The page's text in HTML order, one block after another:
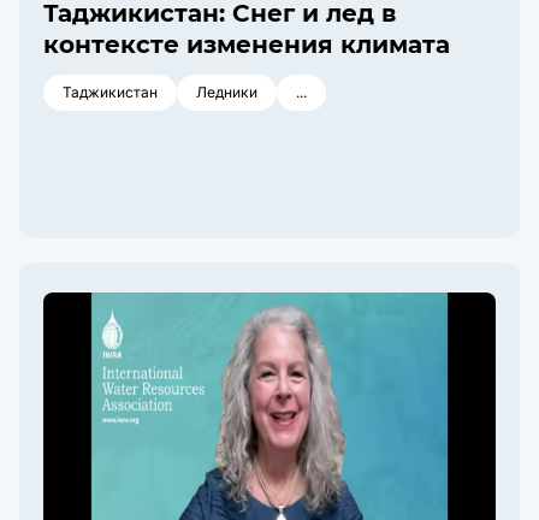
Таджикистан: Снег и лед в
контексте изменения климата
Таджикистан Ледники ...